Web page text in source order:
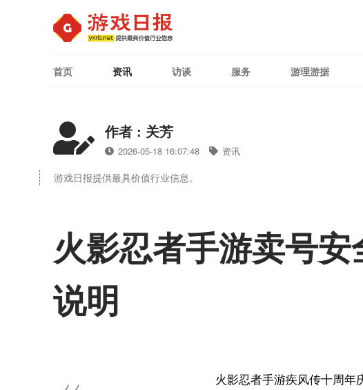
首页 资讯 访谈 服务 游理游据
作者 : 关芳
2026-05-18 16:07:48 资讯
游戏日报提供最具价值行业信息。
火影忍者手游卖号
说明
火影忍者手游疾风传十周年